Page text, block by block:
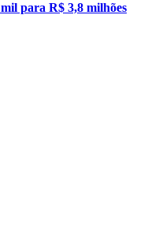
para R$ 3,8 milhões